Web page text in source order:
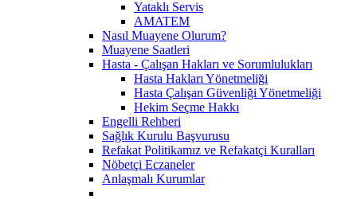
Yataklı Servis
AMATEM
Nasıl Muayene Olurum?
Muayene Saatleri
Hasta - Çalışan Hakları ve Sorumlulukları
Hasta Hakları Yönetmeliği
Hasta Çalışan Güvenliği Yönetmeliği
Hekim Seçme Hakkı
Engelli Rehberi
Sağlık Kurulu Başvurusu
Refakat Politikamız ve Refakatçi Kuralları
Nöbetçi Eczaneler
Anlaşmalı Kurumlar